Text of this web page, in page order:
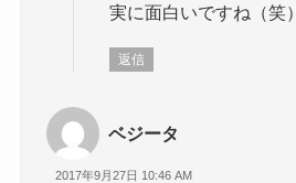
実に面白いですね（笑）
返信
ベジータ
2017年9月27日 10:46 AM